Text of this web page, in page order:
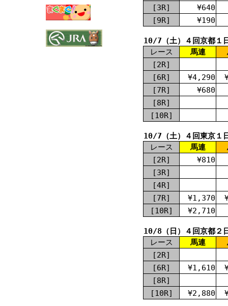
[3R]
¥640
[9R]
¥190
10/7（土）４回京都１
レース
馬連
[2R]
[6R]
¥4,290
[7R]
¥680
[8R]
[10R]
10/7（土）４回東京１
レース
馬連
[2R]
¥810
[3R]
[4R]
[7R]
¥1,370
[10R]
¥2,710
10/8（日）４回京都２
レース
馬連
[2R]
[6R]
¥1,610
[8R]
[10R]
¥2,880